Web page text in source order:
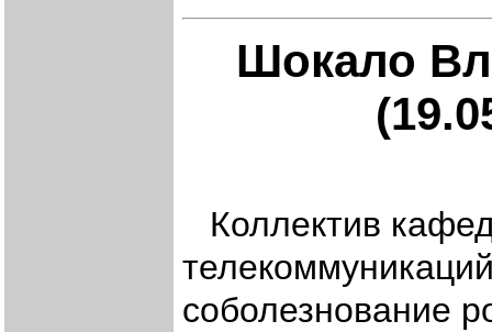
Шокало
Коллектив
соболезнование